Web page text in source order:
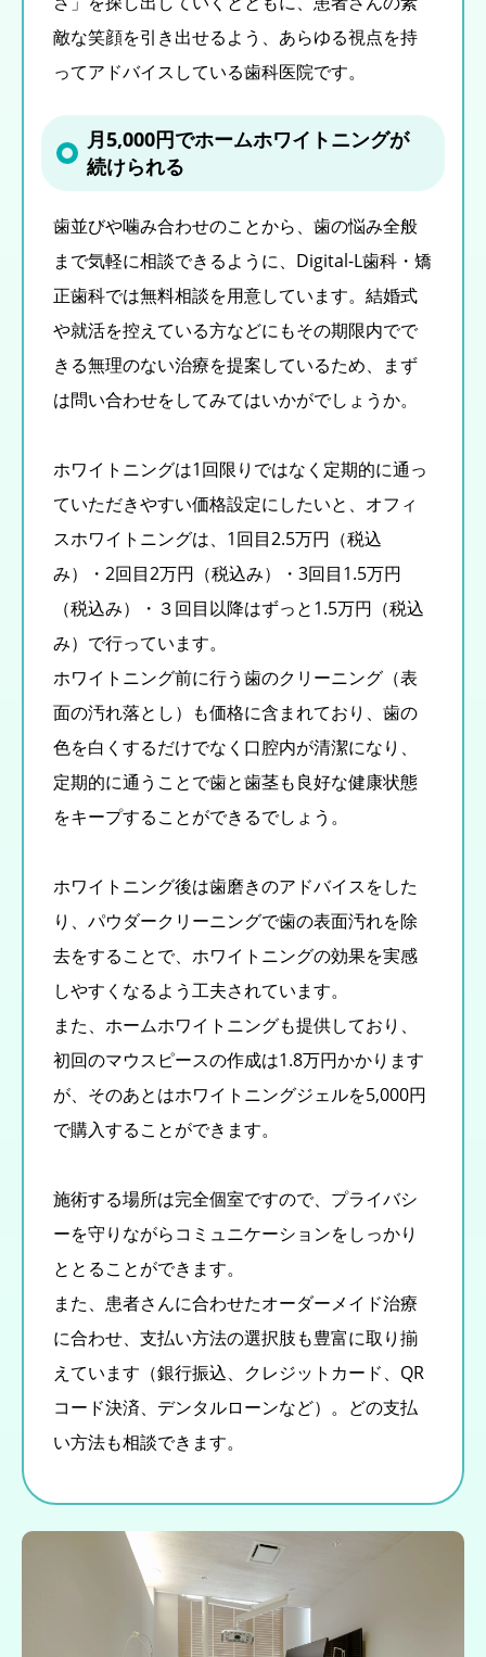
敵な笑顔を引き出せるよう、あらゆる視点を持
ってアドバイスしている歯科医院です。
月5,000円でホームホワイトニングが
続けられる
歯並びや噛み合わせのことから、歯の悩み全般
まで気軽に相談できるように、Digital-L歯科・矯
正歯科では無料相談を用意しています。結婚式
や就活を控えている方などにもその期限内でで
きる無理のない治療を提案しているため、まず
は問い合わせをしてみてはいかがでしょうか。
ホワイトニングは1回限りではなく定期的に通っ
ていただきやすい価格設定にしたいと、オフィ
スホワイトニングは、1回目2.5万円（税込
み）・2回目2万円（税込み）・3回目1.5万円
（税込み）・３回目以降はずっと1.5万円（税込
み）で行っています。
ホワイトニング前に行う歯のクリーニング（表
面の汚れ落とし）も価格に含まれており、歯の
色を白くするだけでなく口腔内が清潔になり、
定期的に通うことで歯と歯茎も良好な健康状態
をキープすることができるでしょう。
ホワイトニング後は歯磨きのアドバイスをした
り、パウダークリーニングで歯の表面汚れを除
去をすることで、ホワイトニングの効果を実感
しやすくなるよう工夫されています。
また、ホームホワイトニングも提供しており、
初回のマウスピースの作成は1.8万円かかります
が、そのあとはホワイトニングジェルを5,000円
で購入することができます。
施術する場所は完全個室ですので、プライバシ
ーを守りながらコミュニケーションをしっかり
ととることができます。
また、患者さんに合わせたオーダーメイド治療
に合わせ、支払い方法の選択肢も豊富に取り揃
えています（銀行振込、クレジットカード、QR
コード決済、デンタルローンなど）。どの支払
い方法も相談できます。